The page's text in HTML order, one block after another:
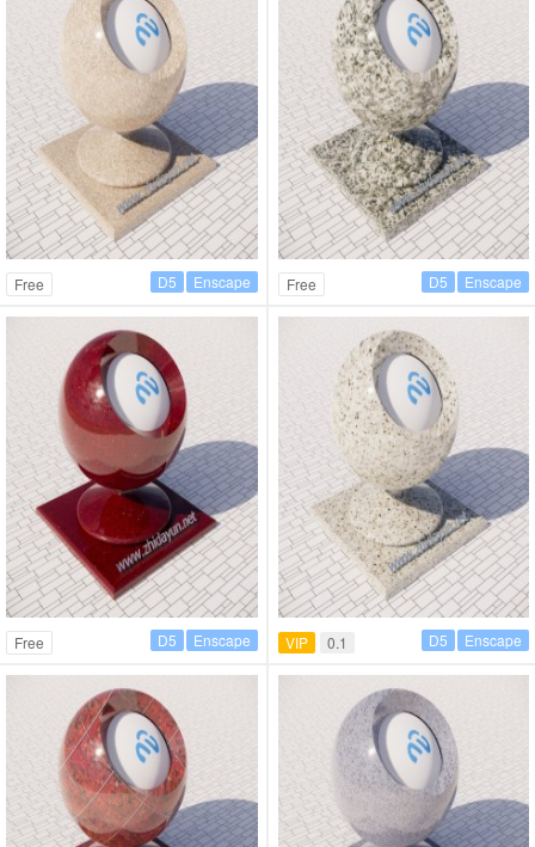
Free Enscape
D5 Free Enscape
D5
Free Enscape
D5 VIP 0.1 Enscape
D5